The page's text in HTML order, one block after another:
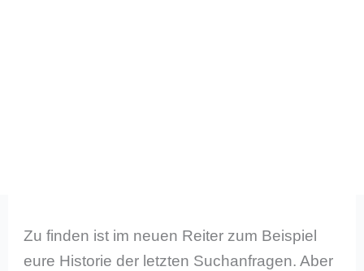
Zu finden ist im neuen Reiter zum Beispiel
eure Historie der letzten Suchanfragen. Aber